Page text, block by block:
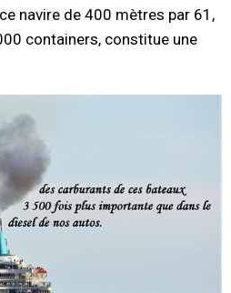
navire de 400 mètres par 61,
containers, constitue une